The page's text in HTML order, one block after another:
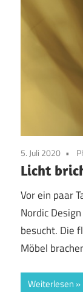
5. Juli 2020
Licht
Vor ein paar
Nordic
besucht. Die
Möbel
Weiterlesen